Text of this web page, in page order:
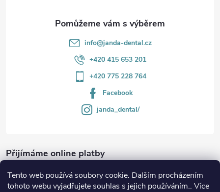
Tento web používá soubory cookie. Dalším procházením
tohoto webu vyjadřujete souhlas s jejich používáním.. Více
info@janda-dental.cz
+420 415 653 201
+420 775 228 764
Facebook
janda_dental/
Přijímáme online platby